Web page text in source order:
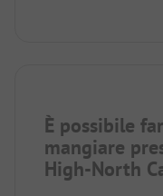
È possibile
mangiare
High-North